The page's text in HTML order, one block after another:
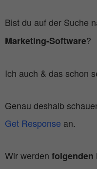
Bist du auf der Suche
Marketing-Software?
Ich auch & das schon
Genau deshalb
Get Response an.
Wir werden folgenden